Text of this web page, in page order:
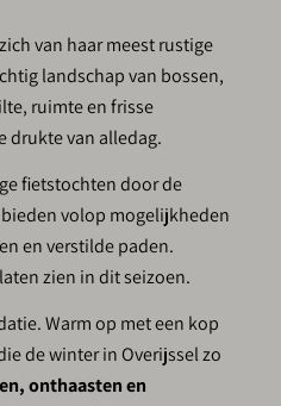
zich van haar meest rustige
landschap van bossen,
ruimte en frisse
drukte van alledag.
fietstochten door de
bieden volop mogelijkheden
en verstilde paden.
zien in dit seizoen.
Warm op met een kop
de winter in Overijssel zo
onthaasten en